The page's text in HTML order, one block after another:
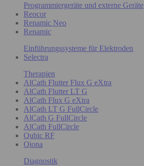
Programmiergeräte und externe Geräte
Reocor
Renamic Neo
Renamic
Einführungssysteme für Elektroden
Selectra
Therapien
AlCath Flutter Flux G eXtra
AlCath Flutter LT G
AlCath Flux G eXtra
AlCath LT G FullCircle
AlCath G FullCircle
AlCath FullCircle
Qubic RF
Qiona
Diagnostik